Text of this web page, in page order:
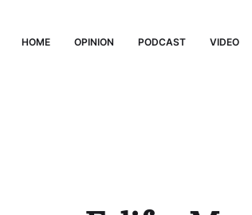
HOME OPINION PODCAST VIDEO